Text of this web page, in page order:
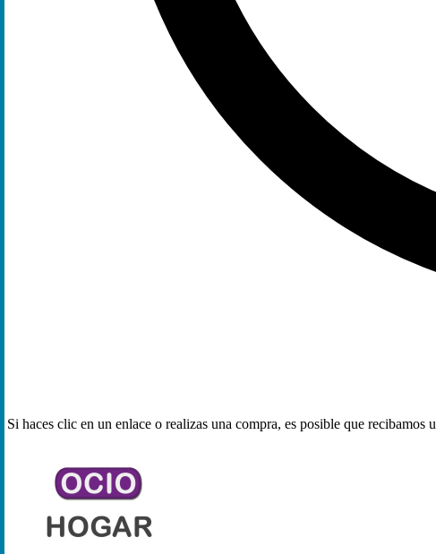
Si haces clic en un enlace o realizas una compra, es posible que